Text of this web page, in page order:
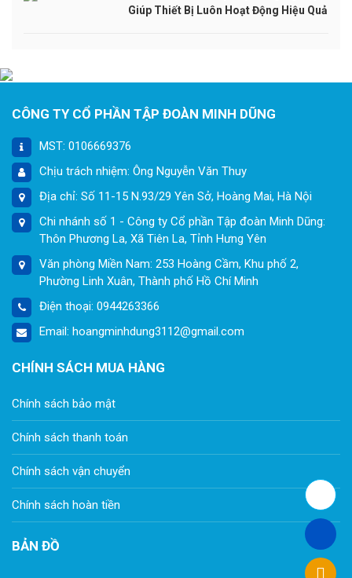
Giúp Thiết Bị Luôn Hoạt Động Hiệu Quả
CÔNG TY CỔ PHẦN TẬP ĐOÀN MINH DŨNG
MST: 0106669376
Chịu trách nhiệm: Ông Nguyễn Văn Thuy
Địa chỉ: Số 11-15 N.93/29 Yên Sở, Hoàng Mai, Hà Nội
Chi nhánh số 1 - Công ty Cổ phần Tập đoàn Minh Dũng:
Thôn Phương La, Xã Tiên La, Tỉnh Hưng Yên
Văn phòng Miền Nam: 253 Hoàng Cầm, Khu phố 2,
Phường Linh Xuân, Thành phố Hồ Chí Minh
Điện thoại: 0944263366
Email: hoangminhdung3112@gmail.com
CHÍNH SÁCH MUA HÀNG
Chính sách bảo mật
Chính sách thanh toán
Chính sách vận chuyển
Chính sách hoàn tiền
BẢN ĐỒ